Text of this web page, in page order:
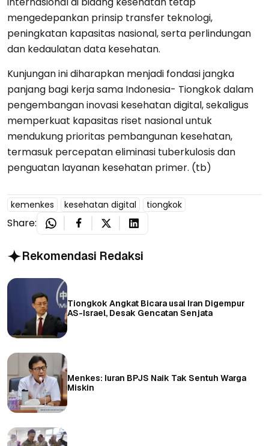
mengedepankan prinsip transfer teknologi,
peningkatan kapasitas nasional, serta perlindungan
dan kedaulatan data kesehatan.
Kunjungan ini diharapkan menjadi fondasi jangka
panjang bagi kerja sama Indonesia- Tiongkok dalam
pengembangan inovasi kesehatan digital, sekaligus
memperkuat kapasitas riset nasional untuk
mendukung prioritas pembangunan kesehatan,
termasuk percepatan eliminasi tuberkulosis dan
penguatan layanan kesehatan primer. (tb)
kemenkes kesehatan digital tiongkok
Share:
Rekomendasi Redaksi
Tiongkok Angkat Bicara usai Iran Digempur
AS-Israel, Desak Gencatan Senjata
Menkes: Iuran BPJS Naik Tak Sentuh Warga
Miskin